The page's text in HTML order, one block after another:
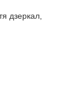
дзеркал,